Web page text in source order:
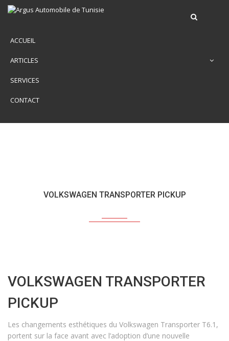
ACCUEIL
ARTICLES
SERVICES
CONTACT
VOLKSWAGEN TRANSPORTER PICKUP
VOLKSWAGEN TRANSPORTER
PICKUP
Les changements esthétiques du Volkswagen Transporter T6.1,
portent sur la face avant avec l’adoption d’une nouvelle